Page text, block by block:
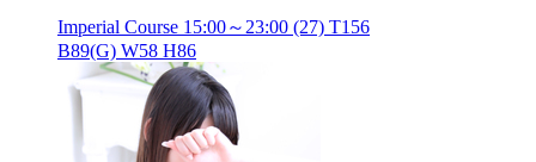
Imperial Course 15:00～23:00 (27) T156
B89(G) W58 H86